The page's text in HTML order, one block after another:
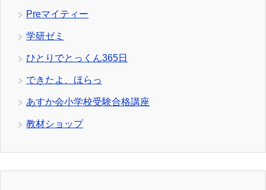
Preマイティー
学研ゼミ
ひとりでとっくん365日
できたよ、ほらっ
あすか会小学校受験合格講座
教材ショップ